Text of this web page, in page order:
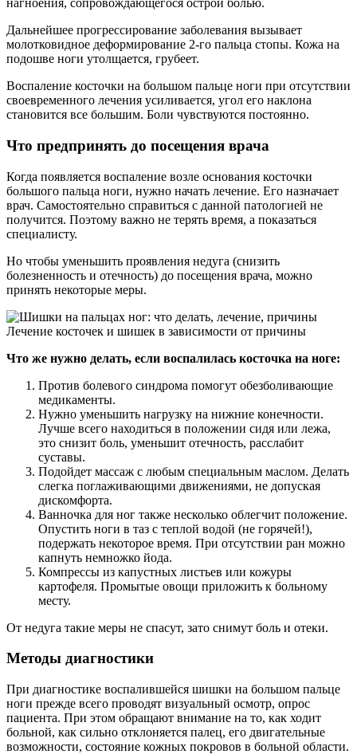
нагноения, сопровождающегося острой болью.
Дальнейшее прогрессирование заболевания вызывает
молотковидное деформирование 2-го пальца стопы. Кожа на
подошве ноги утолщается, грубеет.
Воспаление косточки на большом пальце ноги при отсутствии
своевременного лечения усиливается, угол его наклона
становится все большим. Боли чувствуются постоянно.
Что предпринять до посещения врача
Когда появляется воспаление возле основания косточки
большого пальца ноги, нужно начать лечение. Его назначает
врач. Самостоятельно справиться с данной патологией не
получится. Поэтому важно не терять время, а показаться
специалисту.
Но чтобы уменьшить проявления недуга (снизить
болезненность и отечность) до посещения врача, можно
принять некоторые меры.
Лечение косточек и шишек в зависимости от причины
Что же нужно делать, если воспалилась косточка на ноге:
Против болевого синдрома помогут обезболивающие
медикаменты.
Нужно уменьшить нагрузку на нижние конечности.
Лучше всего находиться в положении сидя или лежа,
это снизит боль, уменьшит отечность, расслабит
суставы.
Подойдет массаж с любым специальным маслом. Делать
слегка поглаживающими движениями, не допуская
дискомфорта.
Ванночка для ног также несколько облегчит положение.
Опустить ноги в таз с теплой водой (не горячей!),
подержать некоторое время. При отсутствии ран можно
капнуть немножко йода.
Компрессы из капустных листьев или кожуры
картофеля. Промытые овощи приложить к больному
месту.
От недуга такие меры не спасут, зато снимут боль и отеки.
Методы диагностики
При диагностике воспалившейся шишки на большом пальце
ноги прежде всего проводят визуальный осмотр, опрос
пациента. При этом обращают внимание на то, как ходит
больной, как сильно отклоняется палец, его двигательные
возможности, состояние кожных покровов в больной области.